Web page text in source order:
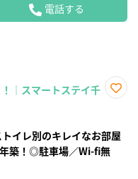
電話する
｜スマートステイ千
録
イレ別のキレイなお部屋
築！◎駐車場／Wi-fi無